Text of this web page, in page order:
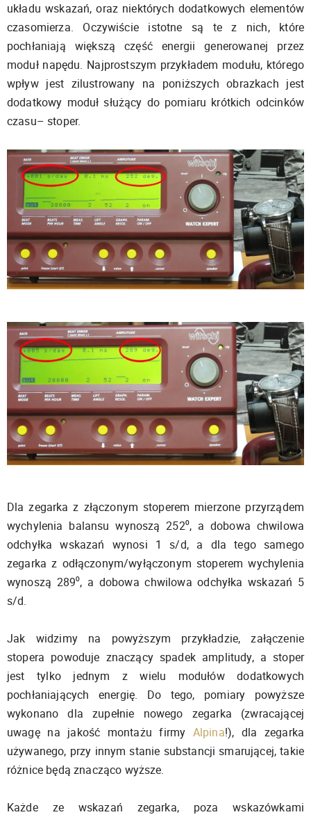
układu wskazań, oraz niektórych dodatkowych elementów
czasomierza. Oczywiście istotne są te z nich, które
pochłaniają większą część energii generowanej przez
moduł napędu. Najprostszym przykładem modułu, którego
wpływ jest zilustrowany na poniższych obrazkach jest
dodatkowy moduł służący do pomiaru krótkich odcinków
czasu– stoper.
Dla zegarka z złączonym stoperem mierzone przyrządem
wychylenia balansu wynoszą 252⁰, a dobowa chwilowa
odchyłka wskazań wynosi 1 s/d, a dla tego samego
zegarka z odłączonym/wyłączonym stoperem wychylenia
wynoszą 289⁰, a dobowa chwilowa odchyłka wskazań 5
s/d.
Jak widzimy na powyższym przykładzie, załączenie
stopera powoduje znaczący spadek amplitudy, a stoper
jest tylko jednym z wielu modułów dodatkowych
pochłaniających energię. Do tego, pomiary powyższe
wykonano dla zupełnie nowego zegarka (zwracającej
uwagę na jakość montażu firmy Alpina!), dla zegarka
używanego, przy innym stanie substancji smarującej, takie
różnice będą znacząco wyższe.
Każde ze wskazań zegarka, poza wskazówkami